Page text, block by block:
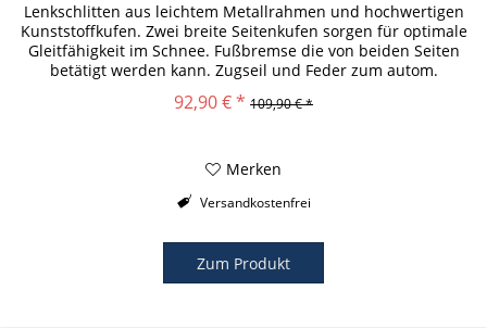
Lenkschlitten aus leichtem Metallrahmen und hochwertigen
Kunststoffkufen. Zwei breite Seitenkufen sorgen für optimale
Gleitfähigkeit im Schnee. Fußbremse die von beiden Seiten
betätigt werden kann. Zugseil und Feder zum autom.
Einlenken...
92,90 € * 109,90 € *
Merken
Versandkostenfrei
Zum Produkt